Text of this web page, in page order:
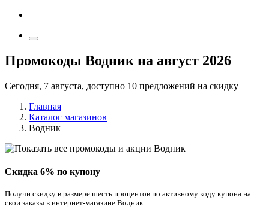
Промокоды Водник на август 2026
Сегодня, 7 августа, доступно 10 предложений на скидку
Главная
Каталог магазинов
Водник
Скидка 6% по купону
Получи скидку в размере шесть процентов по активному коду купона на
свои заказы в интернет-магазине Водник